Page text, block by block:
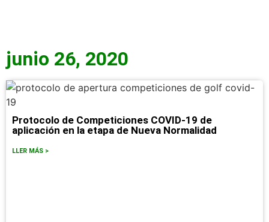
junio 26, 2020
Protocolo de Competiciones COVID-19 de
aplicación en la etapa de Nueva Normalidad
LLER MÁS >